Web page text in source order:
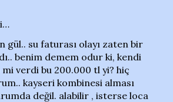
gül.. su faturası olayı zaten bir
benim demem odur ki, kendi
verdi bu 200.000 tl yi? hiç
kayseri kombinesi alması
değil. alabilir , isterse loca